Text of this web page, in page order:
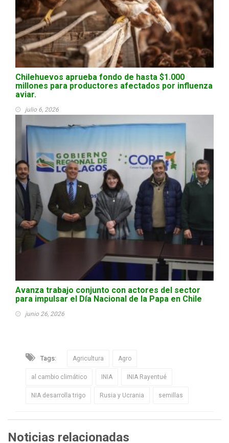
Chilehuevos aprueba fondo de hasta $1.000
millones para productores afectados por influenza
aviar.
julio 6, 2026
Avanza trabajo conjunto con actores del sector
para impulsar el Día Nacional de la Papa en Chile
junio 26, 2026
Tags: Agricultura Agro
al cambio climático INIA INIA Rayentué
NIA desarrolla trigo Rusia y Ucrania semillas
Noticias relacionadas